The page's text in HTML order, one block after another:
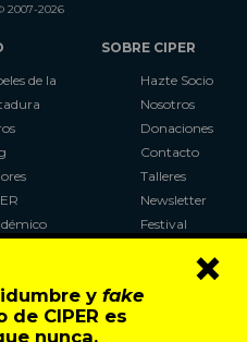
y fake
de CIPER es
nunca.
×
2007-2026
de la
CIPER
SOBRE CIPER
Hazte Socio
Nosotros
Donaciones
Contacto
Talleres
Newsletter
Festival